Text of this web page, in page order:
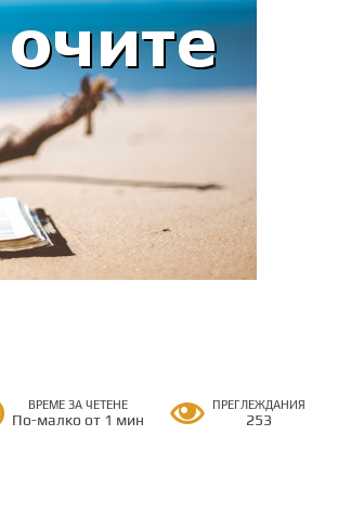
ВРЕМЕ ЗА ЧЕТЕНЕ
По-малко от 1 мин
ПРЕГЛЕЖДАНИЯ
253